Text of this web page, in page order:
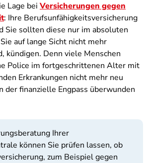
Lage bei Versicherungen gegen
: Ihre Berufsunfähigkeitsversicherung
Sie sollten diese nur im absoluten
auf lange Sicht nicht mehr
kündigen. Denn viele Menschen
Police im fortgeschrittenen Alter mit
Erkrankungen nicht mehr neu
der finanzielle Engpass überwunden
Ihrer
können Sie prüfen lassen, ob
zum Beispiel gegen